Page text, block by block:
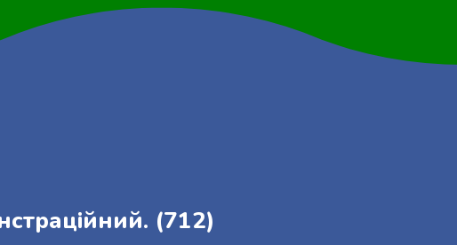
(712)